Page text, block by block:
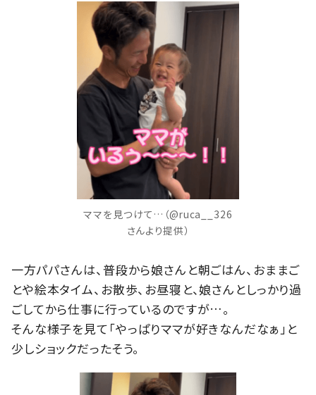
ママを見つけて…（@ruca__326
さんより提供）
一方パパさんは、普段から娘さんと朝ごはん、おままご
とや絵本タイム、お散歩、お昼寝と、娘さんとしっかり過
ごしてから仕事に行っているのですが…。
そんな様子を見て「やっぱりママが好きなんだなぁ」と
少しショックだったそう。